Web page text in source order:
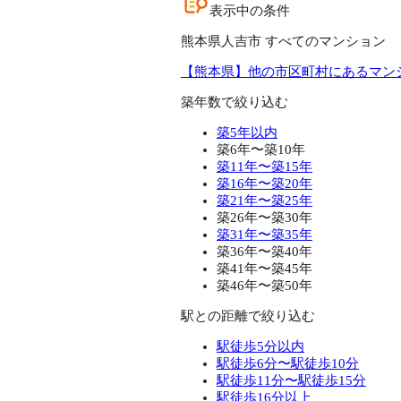
表示中の条件
熊本県人吉市 すべてのマンション
【熊本県】他の市区町村にあるマン
築年数で絞り込む
築5年以内
築6年〜築10年
築11年〜築15年
築16年〜築20年
築21年〜築25年
築26年〜築30年
築31年〜築35年
築36年〜築40年
築41年〜築45年
築46年〜築50年
駅との距離で絞り込む
駅徒歩5分以内
駅徒歩6分〜駅徒歩10分
駅徒歩11分〜駅徒歩15分
駅徒歩16分以上